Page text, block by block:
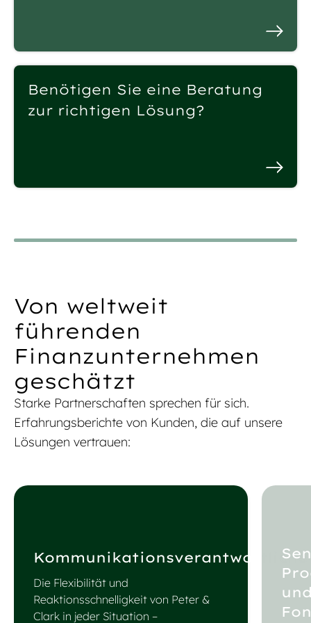
Benötigen Sie eine Beratung
zur richtigen Lösung?
Von weltweit
führenden
Finanzunternehmen
geschätzt
Starke Partnerschaften sprechen für sich.
Erfahrungsberichte von Kunden, die auf unsere
Lösungen vertrauen:
Die Flexibilität und
Reaktionsschnelligkeit von Peter &
Clark in jeder Situation –